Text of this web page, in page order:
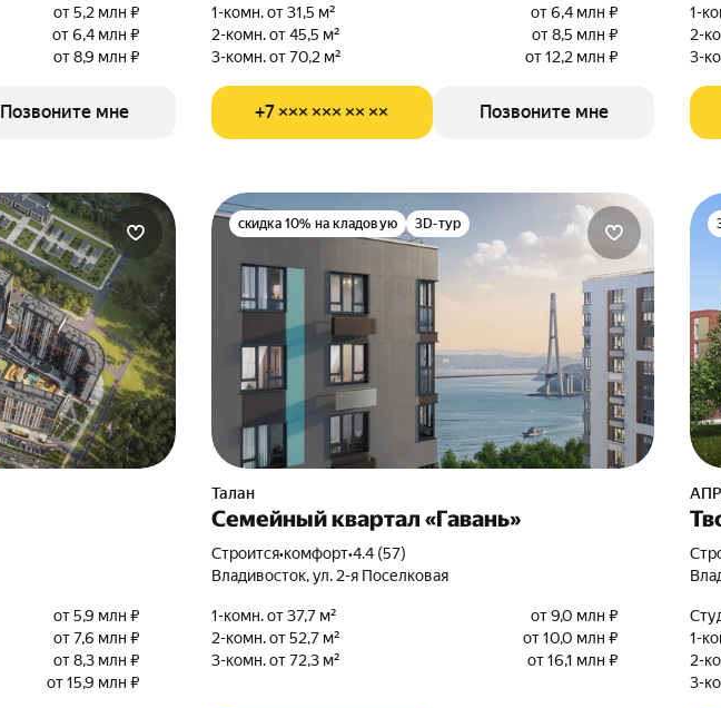
от 5,2 млн ₽
от 6,4 млн ₽
от 8,9 млн ₽
Позвоните мне
1-комн. от 31,5 м²
от 6,4 млн ₽
2-комн. от 45,5 м²
от 8,5 млн ₽
3-комн. от 70,2 м²
от 12,2 млн ₽
+7 ××× ××× ×× ×× Позвоните мне
1-
2-
3-
от 5,9 млн ₽
от 7,6 млн ₽
от 8,3 млн ₽
от 15,9 млн ₽
скидка 10% на кладовую 3D-тур
Талан
Семейный квартал «Гавань»
Строится•комфорт•4.4 (57)
Владивосток, ул. 2-я Поселковая
1-комн. от 37,7 м²
от 9,0 млн ₽
2-комн. от 52,7 м²
от 10,0 млн ₽
3-комн. от 72,3 м²
от 16,1 млн ₽
1-
2-
3-